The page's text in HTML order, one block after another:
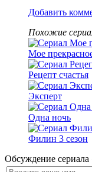
Добавить
Похожие
Мое
Рецепт счастья
Эксперт
Одна ночь
Филин 3 сезон
Обсуждение